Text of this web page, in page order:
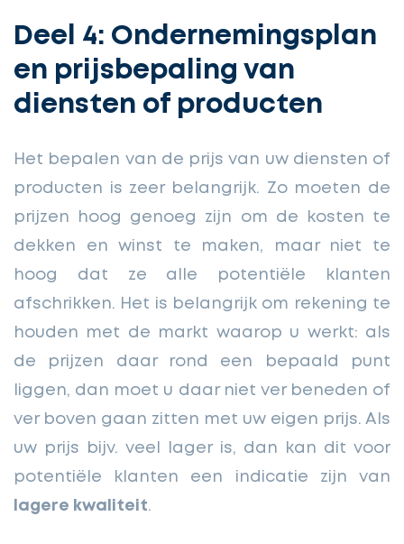
Deel 4: Ondernemingsplan
en prijsbepaling van
diensten of producten
Het bepalen van de prijs van uw diensten of
producten is zeer belangrijk. Zo moeten de
prijzen hoog genoeg zijn om de kosten te
dekken en winst te maken, maar niet te
hoog dat ze alle potentiële klanten
afschrikken. Het is belangrijk om rekening te
houden met de markt waarop u werkt: als
de prijzen daar rond een bepaald punt
liggen, dan moet u daar niet ver beneden of
ver boven gaan zitten met uw eigen prijs. Als
uw prijs bijv. veel lager is, dan kan dit voor
potentiële klanten een indicatie zijn van
lagere kwaliteit.